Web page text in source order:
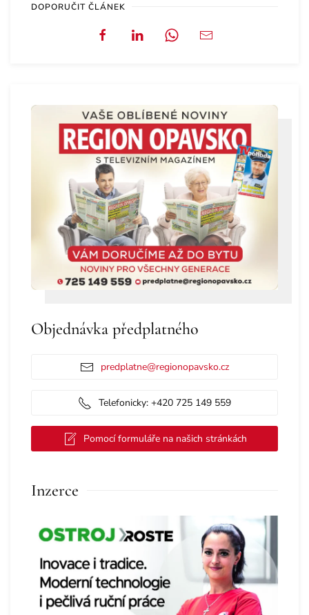
DOPORUČIT ČLÁNEK
Objednávka předplatného
predplatne@regionopavsko.cz
Telefonicky: +420 725 149 559
Pomocí formuláře na našich stránkách
Inzerce